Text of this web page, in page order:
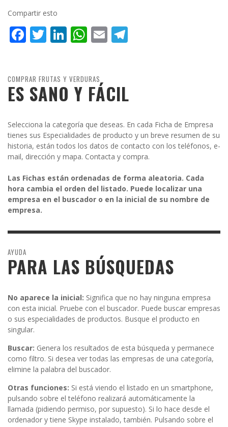
Compartir esto
Facebook
Twitter
LinkedIn
WhatsApp
Email
COMPRAR FRUTAS Y VERDURAS
ES SANO Y FÁCIL
Selecciona la categoría que deseas. En cada Ficha de Empresa
tienes sus Especialidades de producto y un breve resumen de su
historia, están todos los datos de contacto con los teléfonos, e-
mail, dirección y mapa. Contacta y compra.
Las Fichas están ordenadas de forma aleatoria. Cada
hora cambia el orden del listado. Puede localizar una
empresa en el buscador o en la inicial de su nombre de
empresa.
AYUDA
PARA LAS BÚSQUEDAS
No aparece la inicial: Significa que no hay ninguna empresa
con esta inicial. Pruebe con el buscador. Puede buscar empresas
o sus especialidades de productos. Busque el producto en
singular.
Buscar: Genera los resultados de esta búsqueda y permanece
como filtro. Si desea ver todas las empresas de una categoría,
elimine la palabra del buscador.
Otras funciones: Si está viendo el listado en un smartphone,
pulsando sobre el teléfono realizará automáticamente la
llamada (pidiendo permiso, por supuesto). Si lo hace desde el
ordenador y tiene Skype instalado, también. Pulsando sobre el